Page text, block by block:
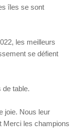
îles se sont
les meilleurs
se défient
de table.
joie. Nous leur
Merci les champions